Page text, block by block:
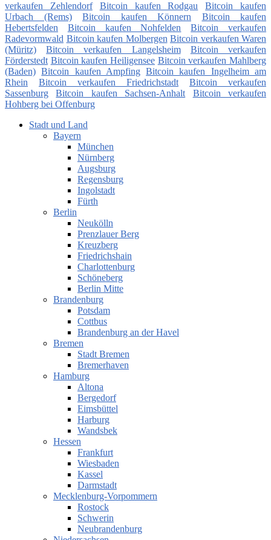
verkaufen Zehlendorf
Bitcoin kaufen Rodgau
Bitcoin kaufen
Urbach (Rems)
Bitcoin kaufen Könnern
Bitcoin kaufen
Hebertsfelden
Bitcoin kaufen Nohfelden
Bitcoin verkaufen
Radevormwald Bitcoin kaufen Molbergen Bitcoin verkaufen Waren
(Müritz)
Bitcoin verkaufen Langelsheim
Bitcoin verkaufen
Förderstedt Bitcoin kaufen Heiligensee Bitcoin verkaufen Mahlberg
(Baden) Bitcoin kaufen Ampfing Bitcoin kaufen Ingelheim am
Rhein
Bitcoin verkaufen Friedrichstadt
Bitcoin verkaufen
Sassenburg
Bitcoin kaufen Sachsen-Anhalt
Bitcoin verkaufen
Hohberg bei Offenburg
Stadt und Land
Bayern
München
Nürnberg
Augsburg
Regensburg
Ingolstadt
Fürth
Berlin
Neukölln
Prenzlauer Berg
Kreuzberg
Friedrichshain
Charlottenburg
Schöneberg
Berlin Mitte
Brandenburg
Potsdam
Cottbus
Brandenburg an der Havel
Bremen
Stadt Bremen
Bremerhaven
Hamburg
Altona
Bergedorf
Eimsbüttel
Harburg
Wandsbek
Hessen
Frankfurt
Wiesbaden
Kassel
Darmstadt
Mecklenburg-Vorpommern
Rostock
Schwerin
Neubrandenburg